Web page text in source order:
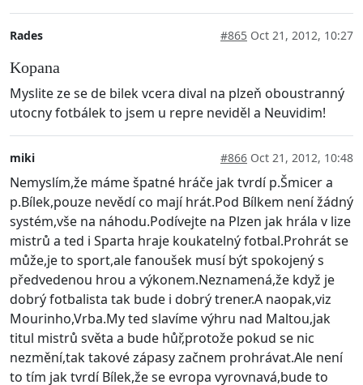
Rades #865 Oct 21, 2012, 10:27
Kopana
Myslite ze se de bilek vcera dival na plzeň oboustranný
utocny fotbálek to jsem u repre neviděl a Neuvidim!
miki #866 Oct 21, 2012, 10:48
Nemyslím,že máme špatné hráče jak tvrdí p.Šmicer a
p.Bílek,pouze nevědí co mají hrát.Pod Bílkem není žádný
systém,vše na náhodu.Podívejte na Plzen jak hrála v lize
mistrů a ted i Sparta hraje koukatelný fotbal.Prohrát se
může,je to sport,ale fanoušek musí být spokojený s
předvedenou hrou a výkonem.Neznamená,že když je
dobrý fotbalista tak bude i dobrý trener.A naopak,viz
Mourinho,Vrba.My ted slavíme výhru nad Maltou,jak
titul mistrů světa a bude hůř,protože pokud se nic
nezmění,tak takové zápasy začnem prohrávat.Ale není
to tím jak tvrdí Bílek,že se evropa vyrovnavá,bude to